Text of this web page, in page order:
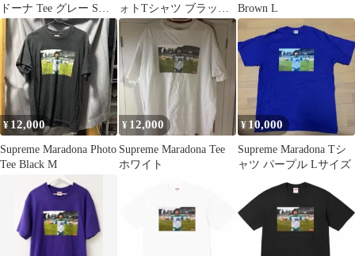
ドーナ Tee グレー Sサ
イズ
ォトTシャツ ブラック
M
Brown L
¥ 12,000
Supreme Maradona Photo
Tee Black M
¥ 12,000
Supreme Maradona Tee
ホワイト
¥ 10,000
Supreme Maradona Tシ
ャツ パープル Lサイズ